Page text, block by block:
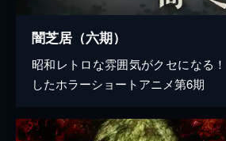
闇芝居（六期）
昭和レトロな雰囲気がクセになる
したホラーショートアニメ第6期